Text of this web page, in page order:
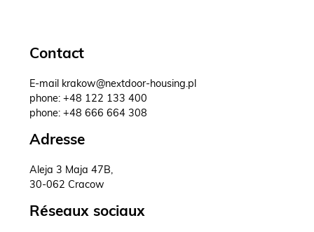
Contact
E-mail krakow@nextdoor-housing.pl
phone: +48 122 133 400
phone: +48 666 664 308
Adresse
Aleja 3 Maja 47B,
30-062 Cracow
Réseaux sociaux